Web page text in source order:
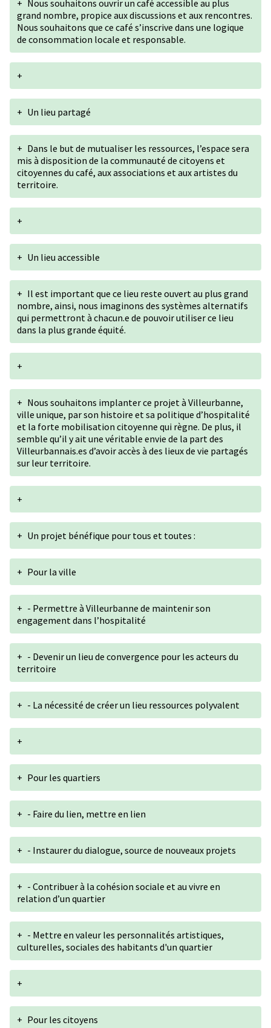
+ Nous souhaitons ouvrir un café accessible au plus
grand nombre, propice aux discussions et aux rencontres.
Nous souhaitons que ce café s’inscrive dans une logique
de consommation locale et responsable.
+
+ Un lieu partagé
+ Dans le but de mutualiser les ressources, l’espace sera
mis à disposition de la communauté de citoyens et
citoyennes du café, aux associations et aux artistes du
territoire.
+
+ Un lieu accessible
+ Il est important que ce lieu reste ouvert au plus grand
nombre, ainsi, nous imaginons des systèmes alternatifs
qui permettront à chacun.e de pouvoir utiliser ce lieu
dans la plus grande équité.
+
+ Nous souhaitons implanter ce projet à Villeurbanne,
ville unique, par son histoire et sa politique d’hospitalité
et la forte mobilisation citoyenne qui règne. De plus, il
semble qu’il y ait une véritable envie de la part des
Villeurbannais.es d’avoir accès à des lieux de vie partagés
sur leur territoire.
+
+ Un projet bénéfique pour tous et toutes :
+ Pour la ville
+ - Permettre à Villeurbanne de maintenir son
engagement dans l’hospitalité
+ - Devenir un lieu de convergence pour les acteurs du
territoire
+ - La nécessité de créer un lieu ressources polyvalent
+
+ Pour les quartiers
+ - Faire du lien, mettre en lien
+ - Instaurer du dialogue, source de nouveaux projets
+ - Contribuer à la cohésion sociale et au vivre en
relation d’un quartier
+ - Mettre en valeur les personnalités artistiques,
culturelles, sociales des habitants d'un quartier
+
+ Pour les citoyens